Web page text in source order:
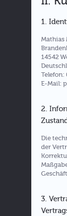
1.
Mathias
14542
Telefon:
E-Mail:
2.
Die
der
3.